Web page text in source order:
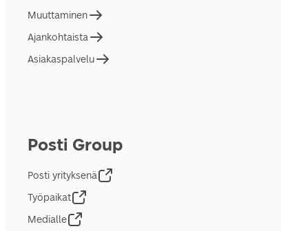
Muuttaminen
Ajankohtaista
Asiakaspalvelu
Posti Group
Posti yrityksenä
Työpaikat
Medialle